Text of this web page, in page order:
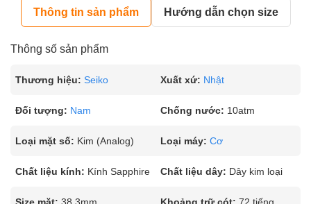
Thông tin sản phẩm Hướng dẫn chọn size
Thông số sản phẩm
Thương hiệu: Seiko Xuất xứ: Nhật
Đối tượng: Nam Chống nước: 10atm
Loại mặt số: Kim (Analog) Loại máy: Cơ
Chất liệu kính: Kính Sapphire Chất liệu dây: Dây kim loại